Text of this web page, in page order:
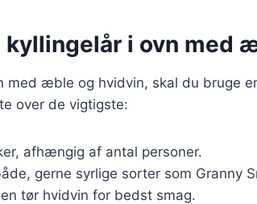
i ovn med
med æble og hvidvin, skal du bruge
over de vigtigste:
afhængig af antal personer.
gerne syrlige sorter som Granny
tør hvidvin for bedst smag.